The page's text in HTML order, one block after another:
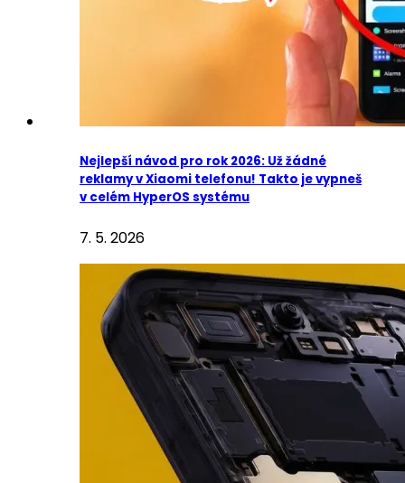
Nejlepší návod pro rok 2026: Už žádné
reklamy v Xiaomi telefonu! Takto je vypneš
v celém HyperOS systému
7. 5. 2026